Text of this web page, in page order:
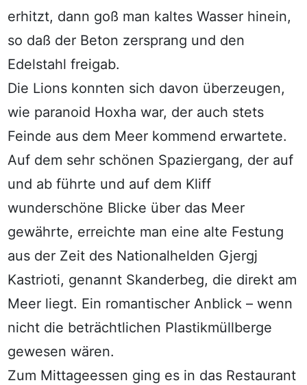
erhitzt, dann goß man kaltes Wasser hinein,
so daß der Beton zersprang und den
Edelstahl freigab.
Die Lions konnten sich davon überzeugen,
wie paranoid Hoxha war, der auch stets
Feinde aus dem Meer kommend erwartete.
Auf dem sehr schönen Spaziergang, der auf
und ab führte und auf dem Kliff
wunderschöne Blicke über das Meer
gewährte, erreichte man eine alte Festung
aus der Zeit des Nationalhelden Gjergj
Kastrioti, genannt Skanderbeg, die direkt am
Meer liegt. Ein romantischer Anblick – wenn
nicht die beträchtlichen Plastikmüllberge
gewesen wären.
Zum Mittageessen ging es in das Restaurant